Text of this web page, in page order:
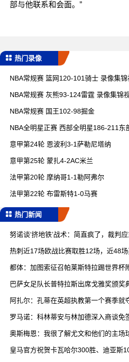
部与他联系和会面。”
热门录像
NBA常规赛 篮网120-101骑士 录像集锦
NBA常规赛 灰熊93-124雷霆 录像集锦
NBA常规赛 国王102-98掘金
NBA全明星正赛 西部全明星186-211东
意甲第24轮 恩波利3-1萨勒尼塔纳
意甲第25轮 蒙扎4-2AC米兰
法甲第20轮 摩纳哥1-1勒阿弗尔
法甲第22轮 布雷斯特1-0马赛
热门新闻
努诺谈‘挤地铁’战术：简直疯了，裁判
热刺近17场欧战比赛取胜12场，近48
都体：加图索征召帕莱斯特拉踢世界杯
巴萨女足队长普特拉斯出席戈雅奖颁奖
阿扎尔：孔蒂在英超执教第一个赛季就
罗马诺：科林蒂安与林加德深入商谈免
奥斯梅恩：我很了解尤文和他们的主场
皇马官方祝贺卡瓦哈尔300胜、迪亚斯